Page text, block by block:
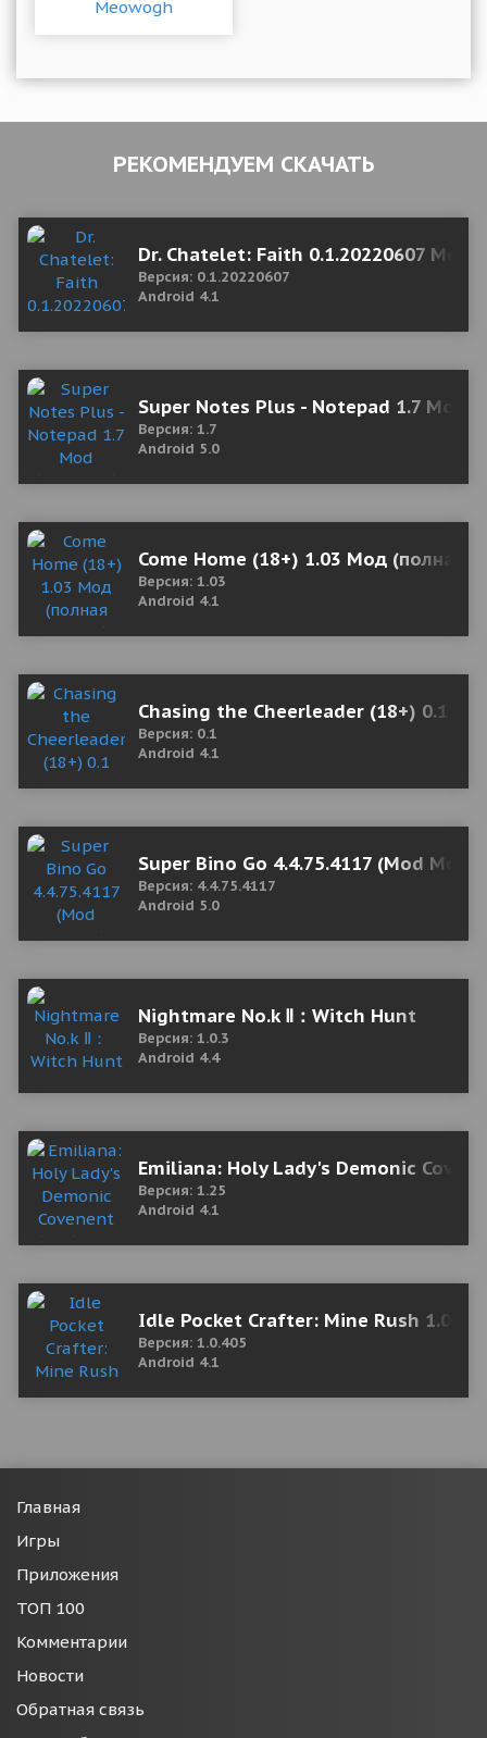
РЕКОМЕНДУЕМ СКАЧАТЬ
Dr. Chatelet: Faith 0.1.20220607 Mod
Версия: 0.1.20220607
Android 4.1
Super Notes Plus - Notepad 1.7 Mod
Версия: 1.7
Android 5.0
Come Home (18+) 1.03 Мод (полная
Версия: 1.03
Android 4.1
Chasing the Cheerleader (18+) 0.1
Версия: 0.1
Android 4.1
Super Bino Go 4.4.75.4117 (Mod
Версия: 4.4.75.4117
Android 5.0
Nightmare No.k Ⅱ：Witch Hunt
Версия: 1.0.3
Android 4.4
Emiliana: Holy Lady's Demonic
Версия: 1.25
Android 4.1
Idle Pocket Crafter: Mine Rush
Версия: 1.0.405
Android 4.1
Главная
Игры
Приложения
ТОП 100
Комментарии
Новости
Обратная связь